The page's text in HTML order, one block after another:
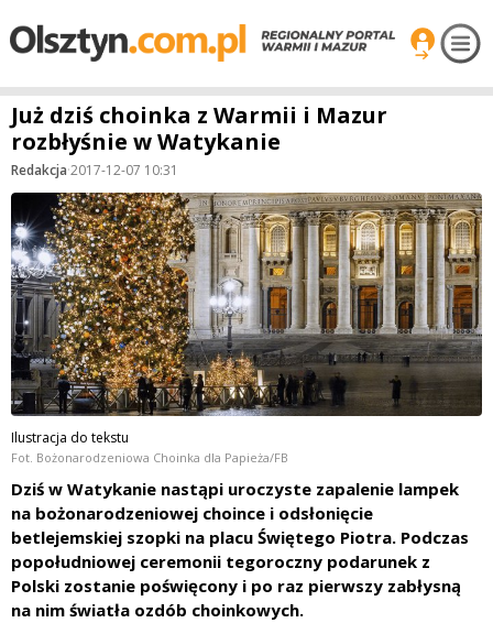
Już dziś choinka z Warmii i Mazur
rozbłyśnie w Watykanie
Redakcja·2017-12-07 10:31
Ilustracja do tekstu
Fot. Bożonarodzeniowa Choinka dla Papieża/FB
Dziś w Watykanie nastąpi uroczyste zapalenie lampek
na bożonarodzeniowej choince i odsłonięcie
betlejemskiej szopki na placu Świętego Piotra. Podczas
popołudniowej ceremonii tegoroczny podarunek z
Polski zostanie poświęcony i po raz pierwszy zabłysną
na nim światła ozdób choinkowych.